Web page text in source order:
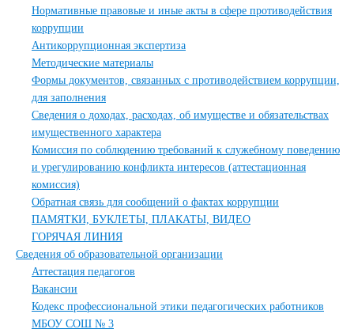
Нормативные правовые и иные акты в сфере противодействия
коррупции
Антикоррупционная экспертиза
Методические материалы
Формы документов, связанных с противодействием коррупции,
для заполнения
Сведения о доходах, расходах, об имуществе и обязательствах
имущественного характера
Комиссия по соблюдению требований к служебному поведению
и урегулированию конфликта интересов (аттестационная
комиссия)
Обратная связь для сообщений о фактах коррупции
ПАМЯТКИ, БУКЛЕТЫ, ПЛАКАТЫ, ВИДЕО
ГОРЯЧАЯ ЛИНИЯ
Сведения об образовательной организации
Аттестация педагогов
Вакансии
Кодекс профессиональной этики педагогических работников
МБОУ СОШ № 3